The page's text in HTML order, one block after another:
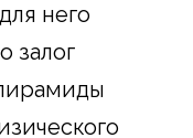
него
залог